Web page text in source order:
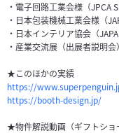
・電子回路工業会様（JPCA
・日本包装機械工業会様（
・日本インテリア協会（
・産業交流展（出展者説明会
★このほかの実績
https://
https://booth-design.jp/
★物件解説動画（ギフトショ